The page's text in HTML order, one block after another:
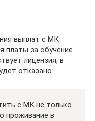
выплат с МК
платы за обучение.
лицензия, в
отказано.
с МК не только
проживание в